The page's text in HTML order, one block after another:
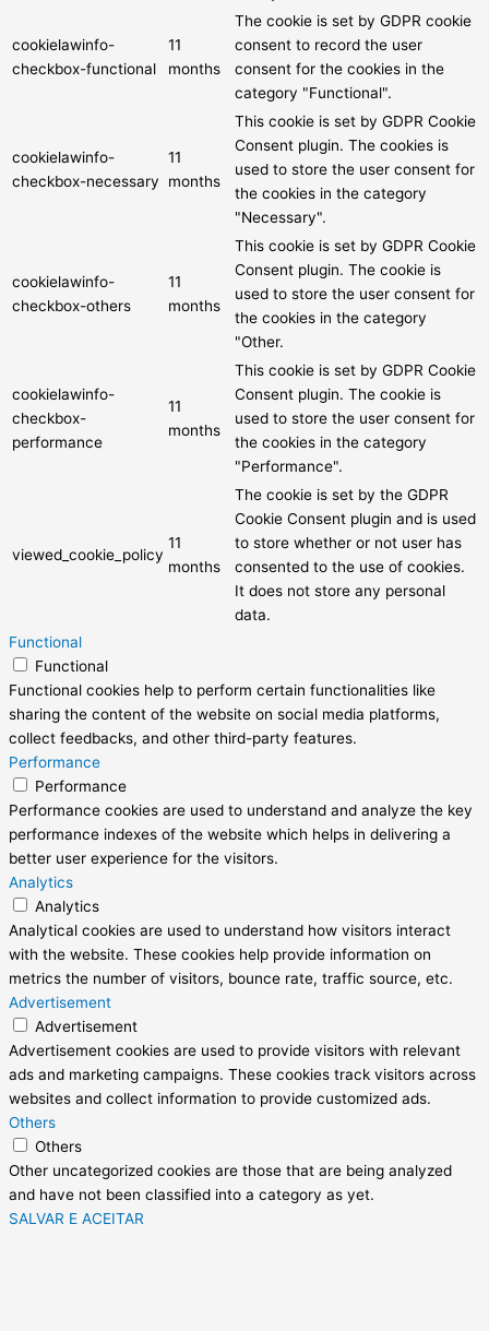
cookielawinfo-
checkbox-functional
11
months
The cookie is set by GDPR cookie
consent to record the user
consent for the cookies in the
category "Functional".
cookielawinfo-
checkbox-necessary
11
months
This cookie is set by GDPR Cookie
Consent plugin. The cookies is
used to store the user consent for
the cookies in the category
"Necessary".
cookielawinfo-
checkbox-others
11
months
This cookie is set by GDPR Cookie
Consent plugin. The cookie is
used to store the user consent for
the cookies in the category
"Other.
cookielawinfo-
checkbox-
performance
11
months
This cookie is set by GDPR Cookie
Consent plugin. The cookie is
used to store the user consent for
the cookies in the category
"Performance".
viewed_cookie_policy
11
months
The cookie is set by the GDPR
Cookie Consent plugin and is used
to store whether or not user has
consented to the use of cookies.
It does not store any personal
data.
Functional
Functional
Functional cookies help to perform certain functionalities like
sharing the content of the website on social media platforms,
collect feedbacks, and other third-party features.
Performance
Performance
Performance cookies are used to understand and analyze the key
performance indexes of the website which helps in delivering a
better user experience for the visitors.
Analytics
Analytics
Analytical cookies are used to understand how visitors interact
with the website. These cookies help provide information on
metrics the number of visitors, bounce rate, traffic source, etc.
Advertisement
Advertisement
Advertisement cookies are used to provide visitors with relevant
ads and marketing campaigns. These cookies track visitors across
websites and collect information to provide customized ads.
Others
Others
Other uncategorized cookies are those that are being analyzed
and have not been classified into a category as yet.
SALVAR E ACEITAR